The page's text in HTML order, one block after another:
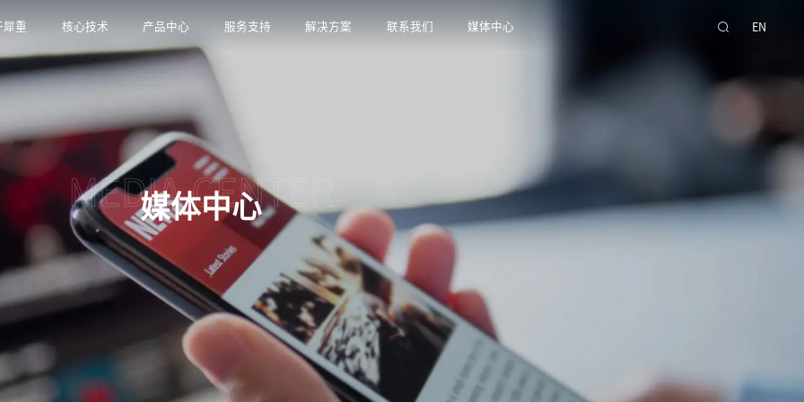
犀重 核心技术 产品中心 服务支持 解决方案 联系我们 媒体中心 EN
MEDIA CENTER
媒体中心